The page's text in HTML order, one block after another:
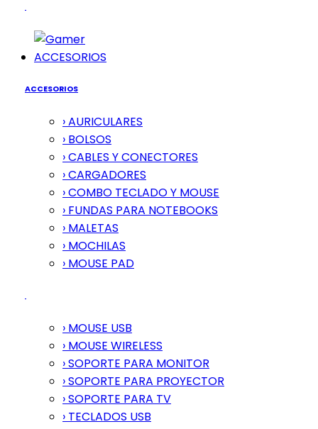
ACCESORIOS
ACCESORIOS
› AURICULARES
› BOLSOS
› CABLES Y CONECTORES
› CARGADORES
› COMBO TECLADO Y MOUSE
› FUNDAS PARA NOTEBOOKS
› MALETAS
› MOCHILAS
› MOUSE PAD
› MOUSE USB
› MOUSE WIRELESS
› SOPORTE PARA MONITOR
› SOPORTE PARA PROYECTOR
› SOPORTE PARA TV
› TECLADOS USB